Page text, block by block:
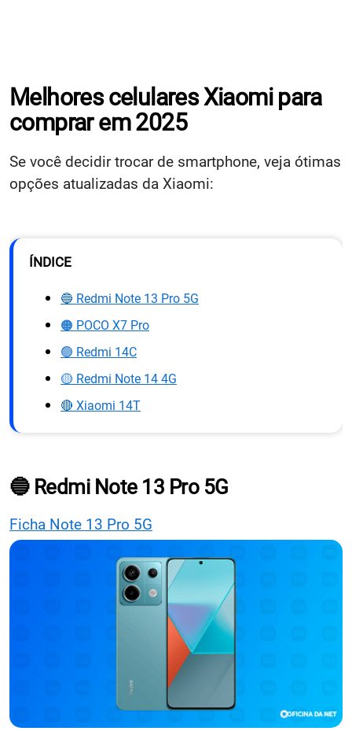
Melhores celulares Xiaomi para
comprar em 2025
Se você decidir trocar de smartphone, veja ótimas
opções atualizadas da Xiaomi:
ÍNDICE
🔵 Redmi Note 13 Pro 5G
🟠 POCO X7 Pro
🟢 Redmi 14C
🟡 Redmi Note 14 4G
🔴 Xiaomi 14T
🔵 Redmi Note 13 Pro 5G
Ficha Note 13 Pro 5G